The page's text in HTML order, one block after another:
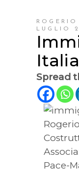
LUGLIO
Italia
Spread